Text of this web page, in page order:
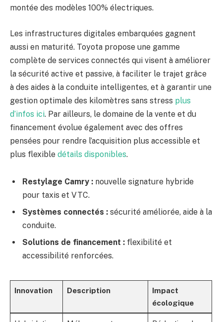
montée des modèles 100% électriques.
Les infrastructures digitales embarquées gagnent
aussi en maturité. Toyota propose une gamme
complète de services connectés qui visent à améliorer
la sécurité active et passive, à faciliter le trajet grâce
à des aides à la conduite intelligentes, et à garantir une
gestion optimale des kilomètres sans stress plus
d’infos ici. Par ailleurs, le domaine de la vente et du
financement évolue également avec des offres
pensées pour rendre l’acquisition plus accessible et
plus flexible détails disponibles.
Restylage Camry : nouvelle signature hybride
pour taxis et VTC.
Systèmes connectés : sécurité améliorée, aide à la
conduite.
Solutions de financement : flexibilité et
accessibilité renforcées.
Innovation Description
Impact
écologique